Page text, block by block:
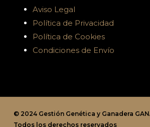
Aviso Legal
Política de Privacidad
Política de Cookies
Condiciones de Envío
© 2024 Gestión Genética y Ganadera
Todos los derechos reservados